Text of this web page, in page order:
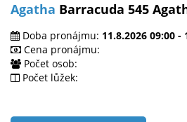
Agatha Barracuda 545
Doba pronájmu: 11.8.2026 09:00 -
Cena pronájmu:
Počet osob:
Počet lůžek: